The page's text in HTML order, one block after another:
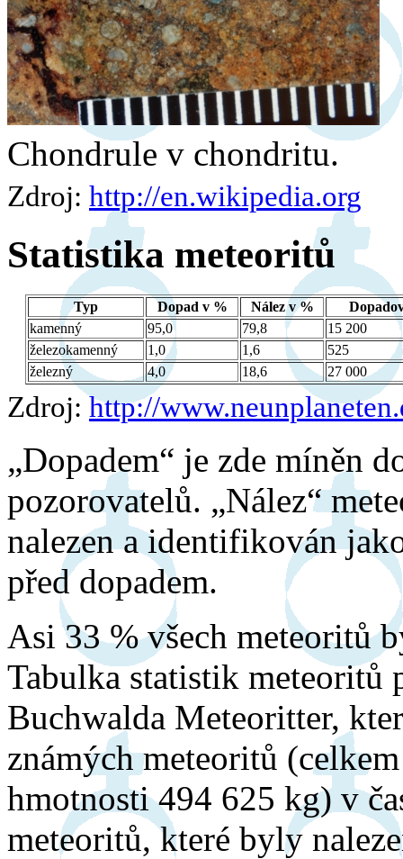
Chondrule v chondritu.
Zdroj: http://en.wikipedia.org
Statistika meteoritů
Typ Dopad v % Nález v %
kamenný
95,0 79,8
15 200
železokamenný
1,0 1,6
525
železný
4,0 18,6 27 000
Zdroj: http://
„Dopadem“ je zde míněn
pozorovatelů. „Nález“
nalezen a identifikován
před dopadem.
Asi 33 % všech meteoritů
Tabulka statistik meteoritů
Buchwalda Meteoritter,
známých meteoritů
hmotnosti 494 625 kg) v
meteoritů, které byly